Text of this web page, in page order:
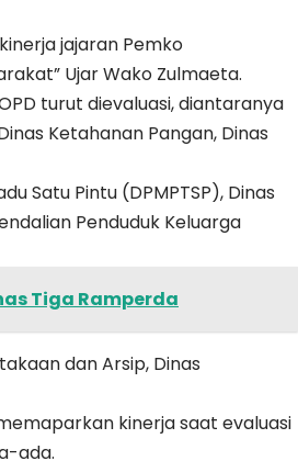
jajaran Pemko
Ujar Wako Zulmaeta.
turut dievaluasi, diantaranya
Ketahanan Pangan, Dinas
Satu Pintu (DPMPTSP), Dinas
Penduduk Keluarga
Tiga Ramperda
dan Arsip, Dinas
kinerja saat evaluasi
ada.